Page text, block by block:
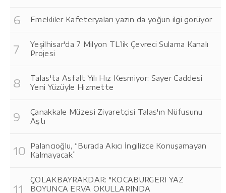
Emekliler Kafeteryaları yazın da yoğun ilgi görüyor
Yeşilhisar'da 7 Milyon TL’lik Çevreci Sulama Kanalı
Projesi
Talas'ta Asfalt Yılı Hız Kesmiyor: Sayer Caddesi
Yeni Yüzüyle Hizmette
Çanakkale Müzesi Ziyaretçisi Talas'ın Nüfusunu
Aştı
Palancıoğlu, “Burada Akıcı İngilizce Konuşamayan
Kalmayacak”
ÇOLAKBAYRAKDAR: "KOCABURGERI YAZ
BOYUNCA ERVA OKULLARINDA